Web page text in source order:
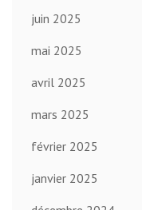
juin 2025
mai 2025
avril 2025
mars 2025
février 2025
janvier 2025